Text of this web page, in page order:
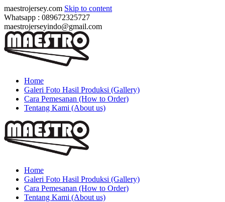
maestrojersey.com Skip to content
Whatsapp : 089672325727
maestrojerseyindo@gmail.com
Home
Galeri Foto Hasil Produksi (Gallery)
Cara Pemesanan (How to Order)
Tentang Kami (About us)
Home
Galeri Foto Hasil Produksi (Gallery)
Cara Pemesanan (How to Order)
Tentang Kami (About us)